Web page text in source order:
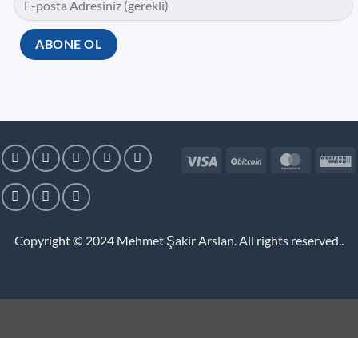
Copyright © 2024 Mehmet Şakir Arslan. All rights reserved..
Visa BitCoin